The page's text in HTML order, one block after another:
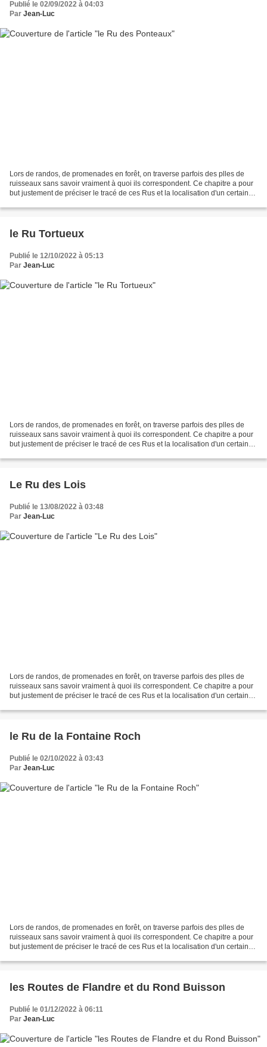
Publié le 02/09/2022 à 04:03
Par Jean-Luc
Lors de randos, de promenades en forêt, on traverse parfois des plles de
ruisseaux sans savoir vraiment à quoi ils correspondent. Ce chapitre a pour
but justement de préciser le tracé de ces Rus et la localisation d'un certain
le Ru Tortueux
Publié le 12/10/2022 à 05:13
Par Jean-Luc
Lors de randos, de promenades en forêt, on traverse parfois des plles de
ruisseaux sans savoir vraiment à quoi ils correspondent. Ce chapitre a pour
but justement de préciser le tracé de ces Rus et la localisation d'un certain
Le Ru des Lois
Publié le 13/08/2022 à 03:48
Par Jean-Luc
Lors de randos, de promenades en forêt, on traverse parfois des plles de
ruisseaux sans savoir vraiment à quoi ils correspondent. Ce chapitre a pour
but justement de préciser le tracé de ces Rus et la localisation d'un certains
le Ru de la Fontaine Roch
Publié le 02/10/2022 à 03:43
Par Jean-Luc
Lors de randos, de promenades en forêt, on traverse parfois des plles de
ruisseaux sans savoir vraiment à quoi ils correspondent. Ce chapitre a pour
but justement de préciser le tracé de ces Rus et la localisation d'un certains
les Routes de Flandre et du Rond Buisson
Publié le 01/12/2022 à 06:11
Par Jean-Luc